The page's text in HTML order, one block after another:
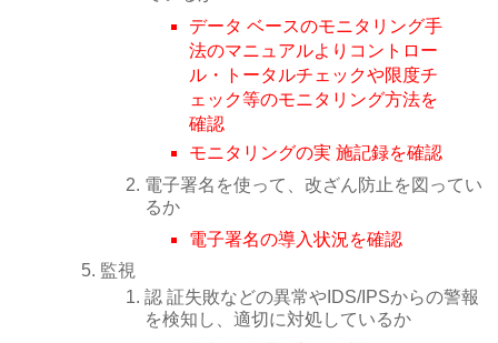
データ ベースのモニタリング手
法のマニュアルよりコントロー
ル・トータルチェックや限度チ
ェック等のモニタリング方法を
確認
モニタリングの実 施記録を確認
電子署名を使って、改ざん防止を図ってい
るか
電子署名の導入状況を確認
監視
認 証失敗などの異常やIDS/IPSからの警報
を検知し、適切に対処しているか